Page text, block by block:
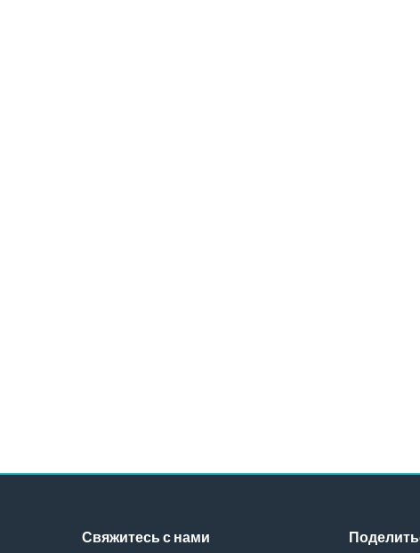
Свяжитесь с нами